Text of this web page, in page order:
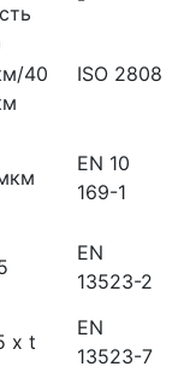
40
ISO 2808
EN 10
169-1
EN
13523-2
x t
EN
13523-7